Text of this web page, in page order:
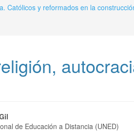
Católicos y reformados en la
de Educación a Distancia (UNED)